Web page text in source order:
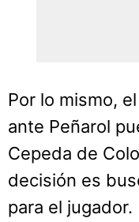
Por lo mismo,
ante Peñarol
Cepeda de
decisión es
para el jugador.